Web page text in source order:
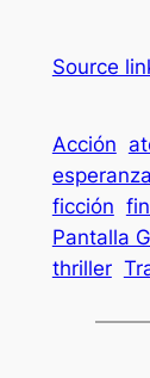
Source
Acción
esperanza
ficción
Pantalla
thriller